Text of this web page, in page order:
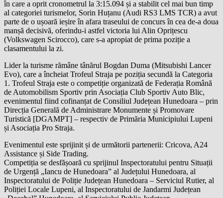
în care a oprit cronometrul la 3:15.094 și a stabilit cel mai bun timp
al categoriei turismelor, Sorin Huțanu (Audi RS3 LMS TCR) a avut
parte de o ușoară ieșire în afara traseului de concurs în cea de-a doua
manșă decisivă, oferindu-i astfel victoria lui Alin Oprițescu
(Volkswagen Scirocco), care s-a apropiat de prima poziție a
clasamentului la zi.
Lider la turisme rămâne tânărul Bogdan Duma (Mitsubishi Lancer
Evo), care a încheiat Trofeul Straja pe poziția secundă la Categoria
1. Trofeul Straja este o competiție organizată de Federația Română
de Automobilism Sportiv prin Asociația Club Sportiv Auto Blic,
evenimentul fiind cofinanțat de Consiliul Județean Hunedoara – prin
Direcția Generală de Administrare Monumente și Promovare
Turistică [DGAMPT] – respectiv de Primăria Municipiului Lupeni
și Asociația Pro Straja.
Evenimentul este sprijinit și de următorii partenerii: Cricova, A24
Assistance și Side Trading.
Competiția se desfășoară cu sprijinul Inspectoratului pentru Situații
de Urgență „Iancu de Hunedoara” al Județului Hunedoara, al
Inspectoratului de Poliție Județean Hunedoara – Serviciul Rutier, al
Poliției Locale Lupeni, al Inspectoratului de Jandarmi Județean